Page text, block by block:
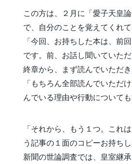
この方は、２月に「愛子天皇
で、自分のことを覚えてくれて
「今回、お持ちした本は、前
です。前、お話し聞いていた
終章から、まず読んでいただ
「もちろん全部読んでいただ
んでいる理由や行動について
「それから、もう１つ。これ
う記事の１面のコピーお持ち
新聞の世論調査では、皇室継